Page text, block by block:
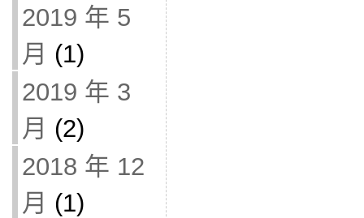
2019 年 5
月 (1)
2019 年 3
月 (2)
2018 年 12
月 (1)